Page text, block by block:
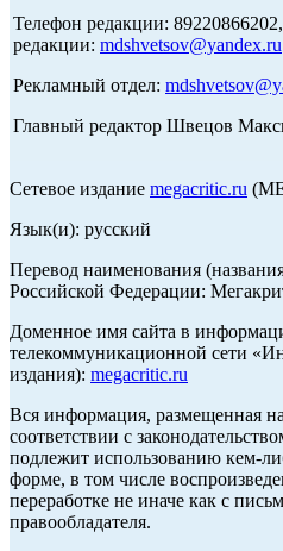
Телефон редакции:
редакции: mdshvetsov@yandex.ru
Рекламный отдел:
Главный редактор Швецов
Сетевое издание megacritic.ru
Язык(и): русский
Перевод наименования
Российской Федерации:
Доменное имя сайта в
телекоммуникационной сети
издания): megacritic.ru
Вся информация, размещенная
соответствии с
подлежит использованию кем-
форме, в том числе
переработке не иначе как с
правообладателя.